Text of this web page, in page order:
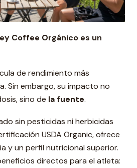
Coffee Orgánico es un
de rendimiento más
Sin embargo, su impacto no
sino de la fuente.
sin pesticidas ni herbicidas
USDA Organic, ofrece
y un perfil nutricional superior.
directos para el atleta: